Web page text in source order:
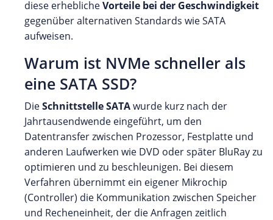
diese erheblicheVorteile bei der Geschwindigkeit
gegenüber alternativen Standards wie SATA
aufweisen.
Warum ist NVMe schneller als
eine SATA SSD?
DieSchnittstelle SATAwurde kurz nach der
Jahrtausendwende eingeführt, um den
Datentransfer zwischen Prozessor, Festplatte und
anderen Laufwerken wie DVD oder später BluRay zu
optimieren und zu beschleunigen. Bei diesem
Verfahren übernimmt ein eigener Mikrochip
(Controller) die Kommunikation zwischen Speicher
und Recheneinheit, der die Anfragen zeitlich